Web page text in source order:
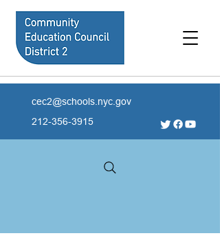
cec2@schools.nyc.gov
212-356-3915